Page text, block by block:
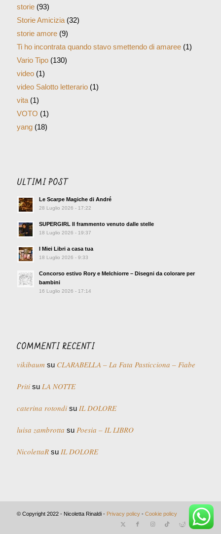
storie(93)
Storie Amicizia(32)
storie amore(9)
Ti ho incontrata quando stavo smettendo di amaree(1)
Vario Tipo(130)
video(1)
video Salotto letterario(1)
vita(1)
VOTO (1)
yang(18)
ULTIMI POST
Le Scarpe Magiche di André
28 Luglio 2026 - 17:22
SUPERGIRL Il frammento venuto dalle stelle
18 Luglio 2026 - 19:37
I Miei Libri a casa tua
18 Luglio 2026 - 9:33
Concorso estivo Rory e Melchiorre – Disegni da colorare per
bambini
16 Luglio 2026 - 17:14
COMMENTI RECENTI
vikibaumsu CLARABELLA – La Fata Pasticciona – Fiabe
Pritisu LA NOTTE
caterina rotondisu IL DOLORE
luisa zambrotta su Poesia – IL LIBRO
NicolettaRsu IL DOLORE
© Copyright 2022 - Nicoletta Rinaldi - Privacy policy- Cookie policy